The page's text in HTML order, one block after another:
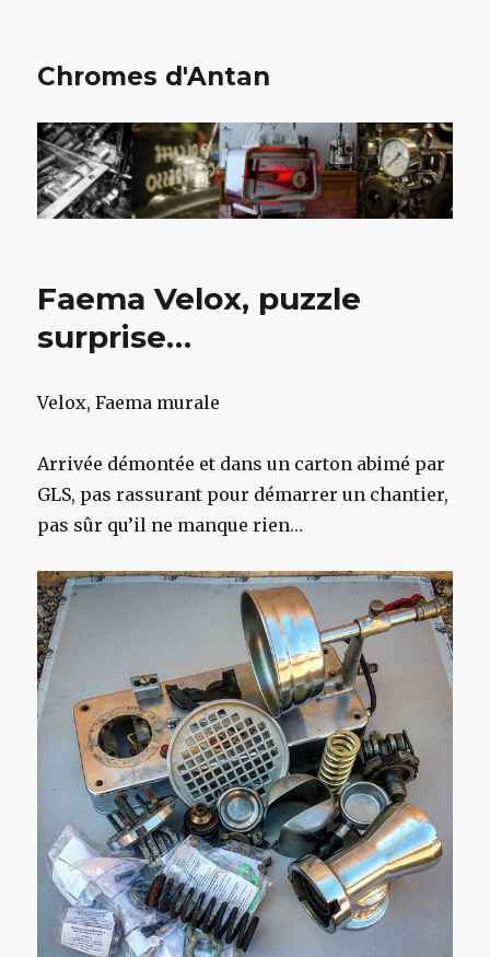
Chromes d'Antan
Faema Velox, puzzle
surprise…
Velox, Faema murale
Arrivée démontée et dans un carton abimé par
GLS, pas rassurant pour démarrer un chantier,
pas sûr qu’il ne manque rien…